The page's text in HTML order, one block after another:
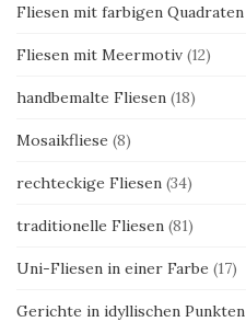
Fliesen mit farbigen Quadraten
Fliesen mit Meermotiv (12)
handbemalte Fliesen (18)
Mosaikfliese (8)
rechteckige Fliesen (34)
traditionelle Fliesen (81)
Uni-Fliesen in einer Farbe (17)
Gerichte in idyllischen Punkten